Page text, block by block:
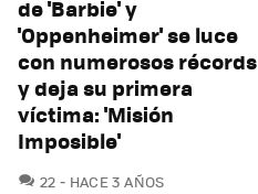
de 'Barbie' y
'Oppenheimer' se luce
con numerosos récords
y deja su primera
víctima: 'Misión
Imposible'
22 COMENTARIOS
HACE 3 AÑOS